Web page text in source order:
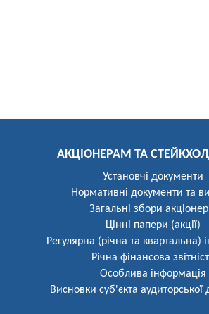
АКЦІОНЕРАМ ТА
Установчі документи
Нормативні документи та
Загальні збори
Цінні папери (акції)
Регулярна (річна та квартальна)
Річна фінансова
Особлива інформація
Висновки суб'єкта аудиторської